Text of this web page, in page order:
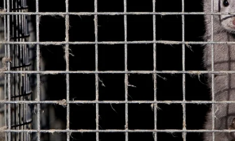
berlin
nord
wahrheit